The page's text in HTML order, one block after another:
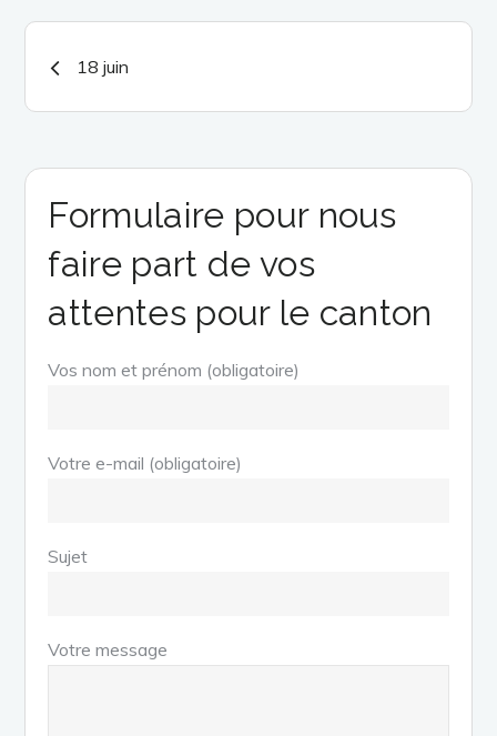
Navigation
de
l’article
18 juin
Formulaire pour nous
faire part de vos
attentes pour le canton
Vos nom et prénom (obligatoire)
Votre e-mail (obligatoire)
Sujet
Votre message